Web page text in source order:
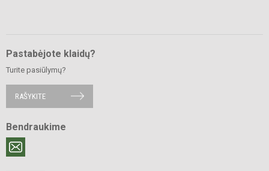
Pastabėjote klaidų?
Turite pasiūlymų?
RAŠYKITE
Bendraukime